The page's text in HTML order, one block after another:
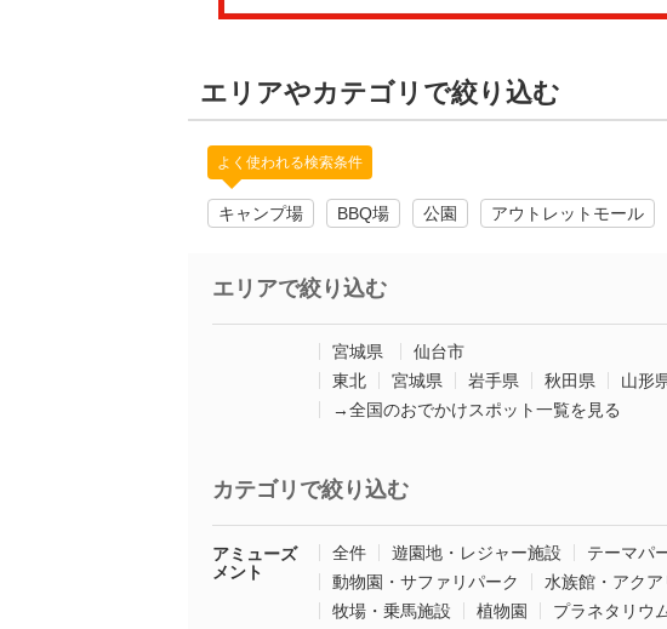
エリアやカテゴリで絞り込む
よく使われる検索条件
キャンプ場 BBQ場 公園 アウトレットモール
エリアで絞り込む
宮城県
仙台市
東北
宮城県 岩手県 秋田県 山形
→全国のおでかけスポット一覧を見る
カテゴリで絞り込む
アミューズ
メント
全件 遊園地・レジャー施設
テーマパ
動物園・サファリパーク
水族館・アクア
牧場・乗馬施設
植物園 プラネタリウ